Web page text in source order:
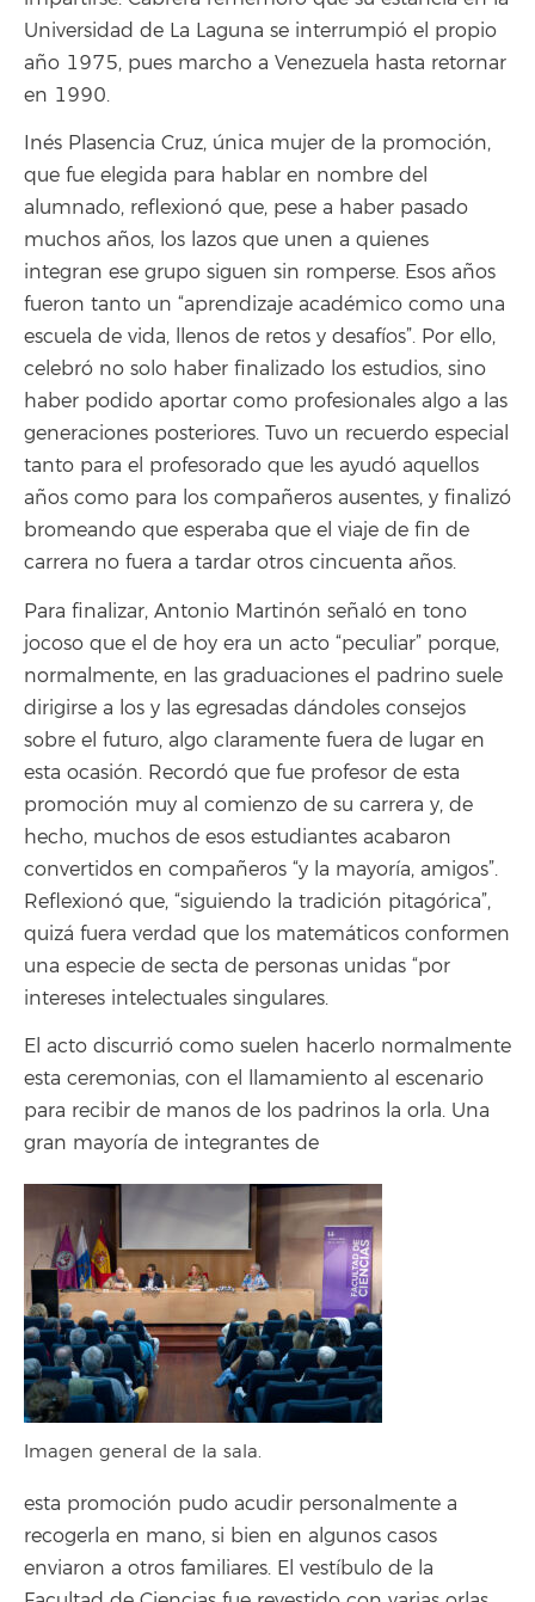
Universidad de La Laguna se interrumpió el propio
año 1975, pues marcho a Venezuela hasta retornar
en 1990.
Inés Plasencia Cruz, única mujer de la promoción,
que fue elegida para hablar en nombre del
alumnado, reflexionó que, pese a haber pasado
muchos años, los lazos que unen a quienes
integran ese grupo siguen sin romperse. Esos años
fueron tanto un “aprendizaje académico como una
escuela de vida, llenos de retos y desafíos”. Por ello,
celebró no solo haber finalizado los estudios, sino
haber podido aportar como profesionales algo a las
generaciones posteriores. Tuvo un recuerdo especial
tanto para el profesorado que les ayudó aquellos
años como para los compañeros ausentes, y finalizó
bromeando que esperaba que el viaje de fin de
carrera no fuera a tardar otros cincuenta años.
Para finalizar, Antonio Martinón señaló en tono
jocoso que el de hoy era un acto “peculiar” porque,
normalmente, en las graduaciones el padrino suele
dirigirse a los y las egresadas dándoles consejos
sobre el futuro, algo claramente fuera de lugar en
esta ocasión. Recordó que fue profesor de esta
promoción muy al comienzo de su carrera y, de
hecho, muchos de esos estudiantes acabaron
convertidos en compañeros “y la mayoría, amigos”.
Reflexionó que, “siguiendo la tradición pitagórica”,
quizá fuera verdad que los matemáticos conformen
una especie de secta de personas unidas “por
intereses intelectuales singulares.
El acto discurrió como suelen hacerlo normalmente
esta ceremonias, con el llamamiento al escenario
para recibir de manos de los padrinos la orla. Una
gran mayoría de integrantes de
Imagen general de la sala.
esta promoción pudo acudir personalmente a
recogerla en mano, si bien en algunos casos
enviaron a otros familiares. El vestíbulo de la